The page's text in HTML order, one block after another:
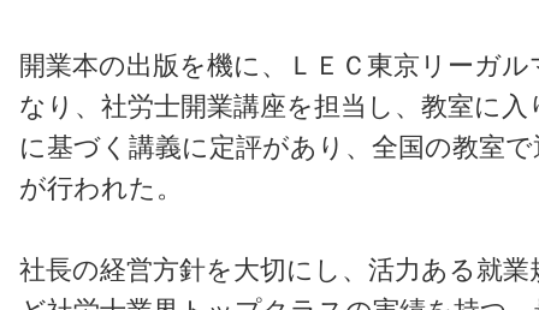
開業本の出版を機に、ＬＥＣ東京リーガ
なり、社労士開業講座を担当し、教室に
に基づく講義に定評があり、全国の教室
が行われた。
社長の経営方針を大切にし、活力ある就